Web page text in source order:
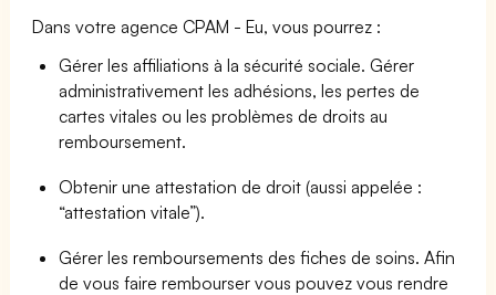
Dans votre agence CPAM - Eu, vous pourrez :
Gérer les affiliations à la sécurité sociale. Gérer
administrativement les adhésions, les pertes de
cartes vitales ou les problèmes de droits au
remboursement.
Obtenir une attestation de droit (aussi appelée :
“attestation vitale”).
Gérer les remboursements des fiches de soins. Afin
de vous faire rembourser vous pouvez vous rendre